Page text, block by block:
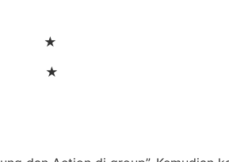
★
★